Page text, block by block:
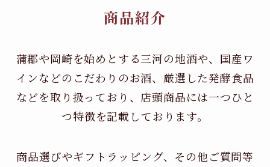
商品紹介
蒲郡や岡崎を始めとする三河の地酒や、国産ワ
インなどのこだわりのお酒、 厳選した発酵食品
などを取り扱っており、店頭商品には一つひと
つ特徴を記載しております。
商品選びやギフトラッピング、その他ご質問等